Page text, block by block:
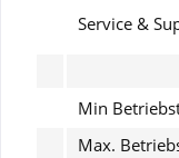
Service &
Min
Max.